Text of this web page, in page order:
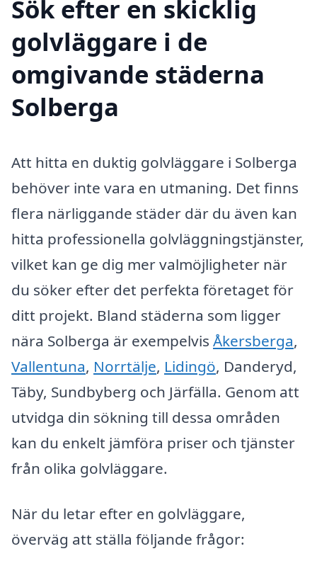
Sök efter en skicklig
golvläggare i de
omgivande städerna
Solberga
Att hitta en duktig golvläggare i Solberga
behöver inte vara en utmaning. Det finns
flera närliggande städer där du även kan
hitta professionella golvläggningstjänster,
vilket kan ge dig mer valmöjligheter när
du söker efter det perfekta företaget för
ditt projekt. Bland städerna som ligger
nära Solberga är exempelvis Åkersberga,
Vallentuna, Norrtälje, Lidingö, Danderyd,
Täby, Sundbyberg och Järfälla. Genom att
utvidga din sökning till dessa områden
kan du enkelt jämföra priser och tjänster
från olika golvläggare.
När du letar efter en golvläggare,
överväg att ställa följande frågor: